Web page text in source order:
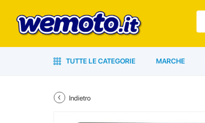
TUTTE LE CATEGORIE MARCHE
Indietro